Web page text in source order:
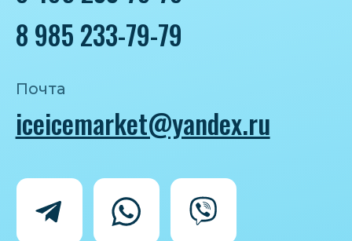
Политика конфиденциальности
Согласие на обработку персональных
данных